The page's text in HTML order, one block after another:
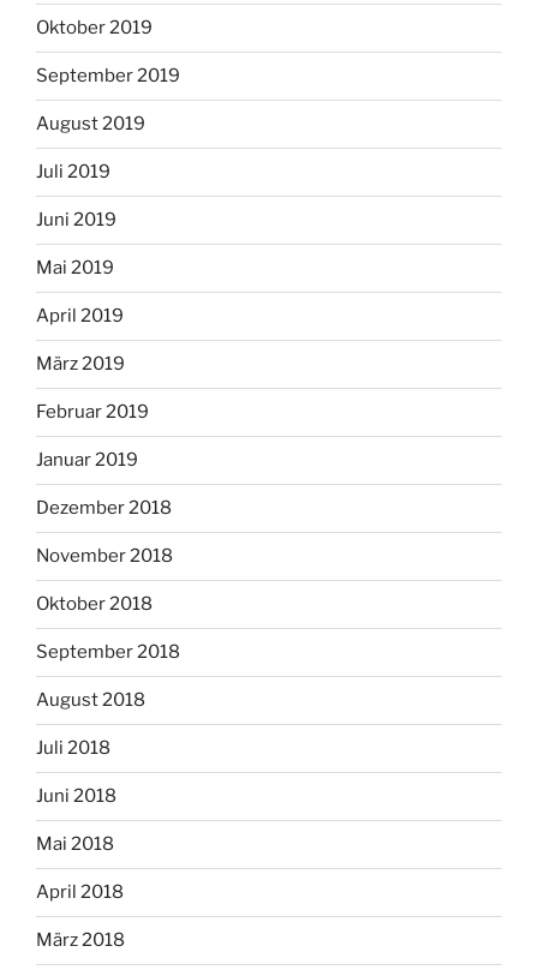
Oktober 2019
September 2019
August 2019
Juli 2019
Juni 2019
Mai 2019
April 2019
März 2019
Februar 2019
Januar 2019
Dezember 2018
November 2018
Oktober 2018
September 2018
August 2018
Juli 2018
Juni 2018
Mai 2018
April 2018
März 2018